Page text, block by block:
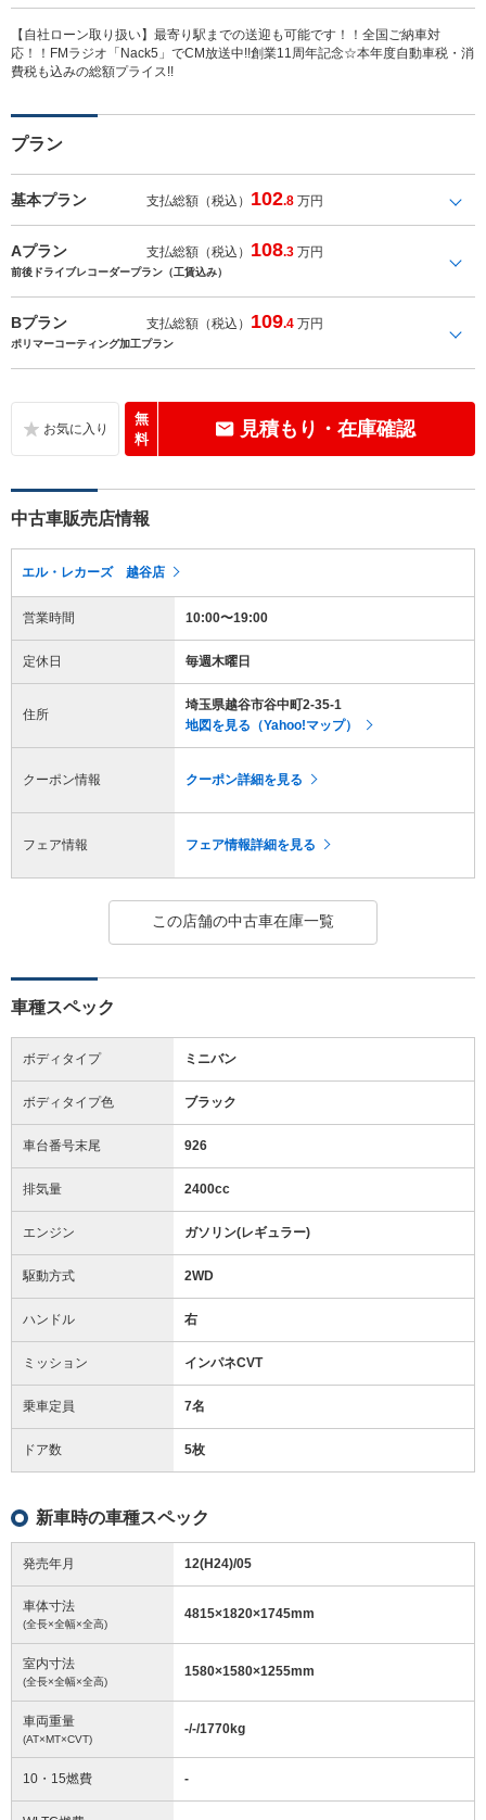
【自社ローン取り扱い】最寄り駅までの送迎も可能です！！全国ご納車対
応！！FMラジオ「Nack5」でCM放送中!!創業11周年記念☆本年度自動車税・消
費税も込みの総額プライス!!
プラン
基本プラン 支払総額（税込） 102.8 万円
Aプラン 支払総額（税込） 108.3 万円
前後ドライブレコーダープラン（工賃込み）
Bプラン 支払総額（税込） 109.4 万円
ポリマーコーティング加工プラン
無
料
見積もり・在庫確認
中古車販売店情報
エル・レカーズ 越谷店
営業時間 10:00〜19:00
定休日 毎週木曜日
住所
埼玉県越谷市谷中町2-35-1
地図を見る（Yahoo!マップ）
クーポン情報 クーポン詳細を見る
フェア情報 フェア情報詳細を見る
この店舗の中古車在庫一覧
車種スペック
ボディタイプ ミニバン
ボディタイプ色 ブラック
車台番号末尾 926
排気量 2400cc
エンジン ガソリン(レギュラー)
駆動方式 2WD
ハンドル 右
ミッション インパネCVT
乗車定員 7名
ドア数 5枚
新車時の車種スペック
発売年月 12(H24)/05
車体寸法
(全長×全幅×全高)
4815×1820×1745mm
室内寸法
(全長×全幅×全高)
1580×1580×1255mm
車両重量
(AT×MT×CVT)
-/-/1770kg
10・15燃費 -